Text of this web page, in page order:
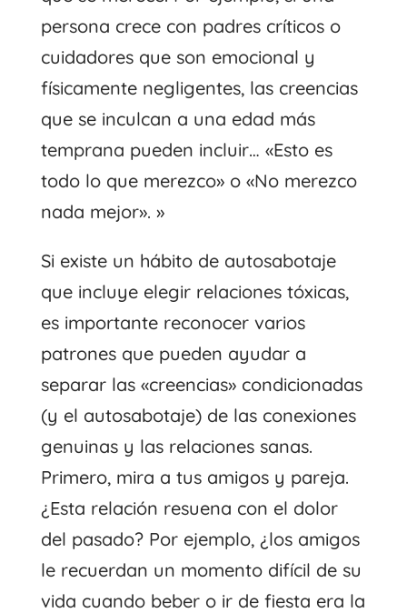
persona crece con padres críticos o
cuidadores que son emocional y
físicamente negligentes, las creencias
que se inculcan a una edad más
temprana pueden incluir… «Esto es
todo lo que merezco» o «No merezco
nada mejor». »
Si existe un hábito de autosabotaje
que incluye elegir relaciones tóxicas,
es importante reconocer varios
patrones que pueden ayudar a
separar las «creencias» condicionadas
(y el autosabotaje) de las conexiones
genuinas y las relaciones sanas.
Primero, mira a tus amigos y pareja.
¿Esta relación resuena con el dolor
del pasado? Por ejemplo, ¿los amigos
le recuerdan un momento difícil de su
vida cuando beber o ir de fiesta era la